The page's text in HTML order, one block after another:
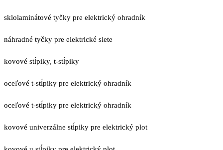
sklolaminátové tyčky pre elektrický ohradník
náhradné tyčky pre elektrické siete
kovové stĺpiky, t-stĺpiky
oceľové t-stĺpiky pre elektrický ohradník
oceľové t-stĺpiky pre elektrický ohradník
kovové univerzálne stĺpiky pre elektrický plot